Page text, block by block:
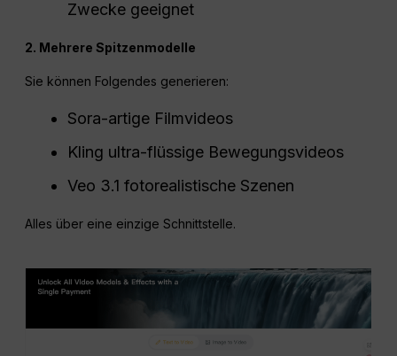
Zwecke geeignet
2. Mehrere Spitzenmodelle
Sie können Folgendes generieren:
Sora-artige Filmvideos
Kling ultra-flüssige Bewegungsvideos
Veo 3.1 fotorealistische Szenen
Alles über eine einzige Schnittstelle.